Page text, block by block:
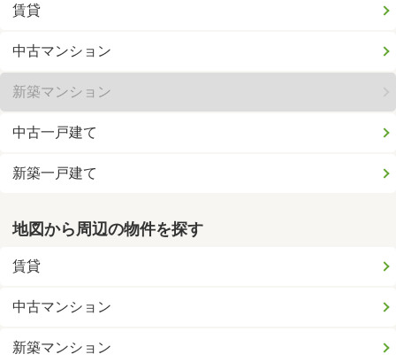
賃貸
中古マンション
新築マンション
中古一戸建て
新築一戸建て
地図から周辺の物件を探す
賃貸
中古マンション
新築マンション